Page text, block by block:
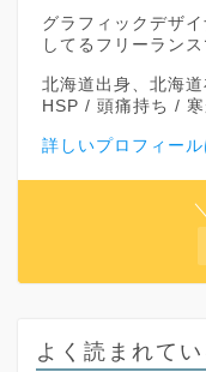
グラフィックデザ
してるフリーランス
北海道出身、北海道
HSP / 頭痛持ち / 寒
詳しいプロフィール
よく読まれて